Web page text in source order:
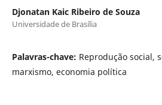
Djonatan Kaic Ribeiro de Souza
Universidade de Brasília
Palavras-chave: Reprodução social,
marxismo, economia política